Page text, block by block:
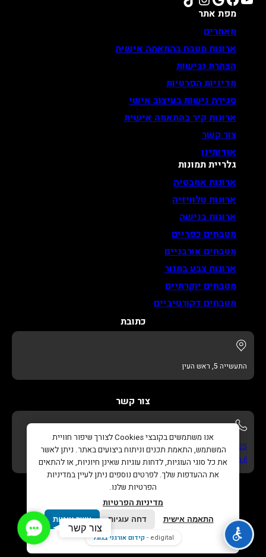
מפת אתר
מאמרים
ארונות מטבח בהתאמה אישית
הצהרת נגישות
מדיניות הפרטיות
סגירת נישות בעיצוב אישי
ארונות קיר בהתאמה אישית
צור קשר
אודותינו
גלריית תמונות
ארונות אמבטיה
ארונות טלוויזיה
ארונות בנישה
מטבחים כפריים
מטבחים אורבניים
ארונות צבע בתנור
מטבחים יוקרתיים
מטבחים דקורטיביים
כתובת
התעשייה 5, ראש העין
צור קשר
052-622-3325
info@adikitchens.co.il
כל הזכויות שמורות © 2026 |
עדי מטבחים – נגרות בהתאמה
אישית
Edigital.co.il
אנו משתמשים בקובצי Cookies לצורך שיפור חוויית
המשתמש, התאמת תכנים וניתוח ביצועים באתר. ניתן לאשר
את כל סוגי העוגיות, לדחות עוגיות שאינן חיוניות, או להתאים
את ההעדפות שלך. לפרטים נוספים ניתן לעיין במדיניות
הפרטיות שלנו.
מדיניות הפרטיות
התאמה אישית דחה עוגיות אשר עוגיות
edigital - קידום אורגני בגוגל
Contact
Us
צור קשר